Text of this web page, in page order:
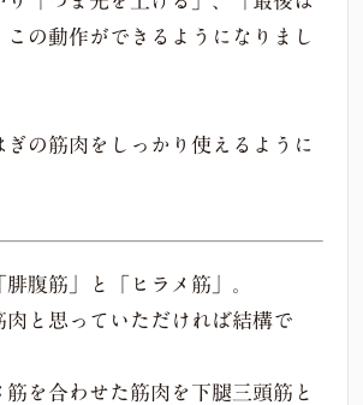
この動作ができるようになりまし
ぎの筋肉をしっかり使えるように
腹筋」と「ヒラメ筋」。
肉と思っていただければ結構で
筋を合わせた筋肉を下腿三頭筋と